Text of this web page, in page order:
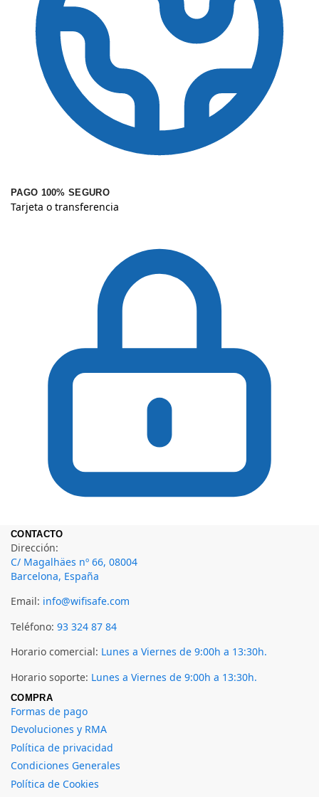
PAGO 100% SEGURO
Tarjeta o transferencia
CONTACTO
Dirección:
C/ Magalhäes nº 66, 08004
Barcelona, España
Email: info@wifisafe.com
Teléfono: 93 324 87 84
Horario comercial: Lunes a Viernes de 9:00h a 13:30h.
Horario soporte: Lunes a Viernes de 9:00h a 13:30h.
COMPRA
Formas de pago
Devoluciones y RMA
Política de privacidad
Condiciones Generales
Política de Cookies